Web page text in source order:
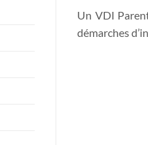
Un VDI
démarches